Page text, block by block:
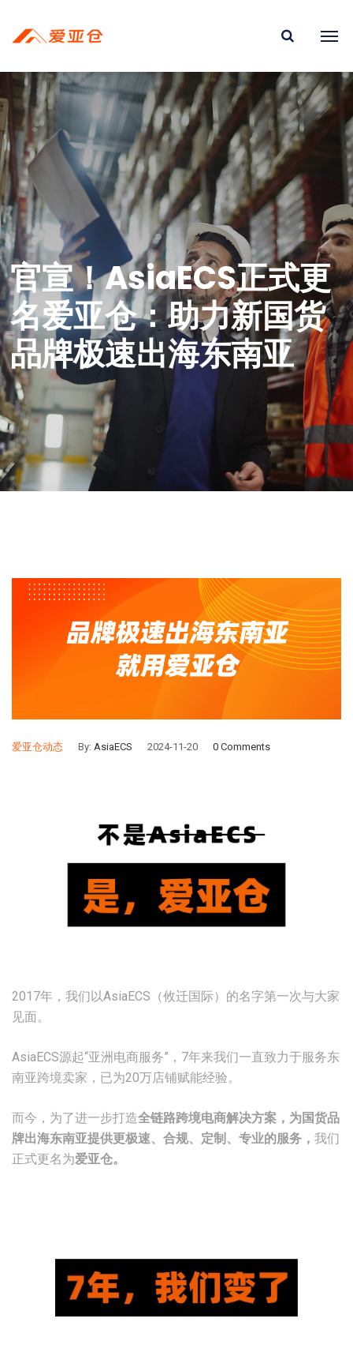
官宣！AsiaECS正式更
名爱亚仓：助力新国货
品牌极速出海东南亚
爱亚仓动态 By: AsiaECS 2024-11-20 0 Comments
2017年，我们以AsiaECS（攸迁国际）的名字第一次与大家
见面。
AsiaECS源起“亚洲电商服务”，7年来我们一直致力于服务东
南亚跨境卖家，已为20万店铺赋能经验。
而今，为了进一步打造全链路跨境电商解决方案， 为国货品
牌出海东南亚提供更极速、合规、定制、专业的服务， 我们
正式更名为爱亚仓。